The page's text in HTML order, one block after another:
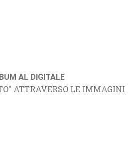
AL DIGITALE
ATTRAVERSO LE IMMAGINI